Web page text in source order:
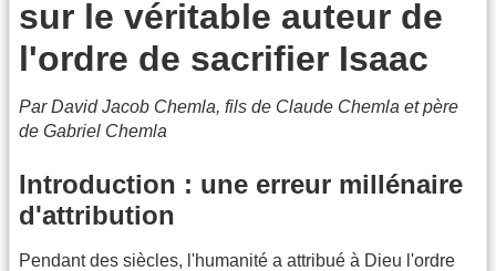
sur le véritable auteur de
l'ordre de sacrifier Isaac
Par David Jacob Chemla, fils de Claude Chemla et père
de Gabriel Chemla
Introduction : une erreur millénaire
d'attribution
Pendant des siècles, l'humanité a attribué à Dieu l'ordre